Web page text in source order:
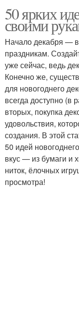
Новогодние
50 ярких
своими
Начало декабря —
праздникам.
уже сейчас, ведь
Конечно же,
для новогоднего
всегда доступно (в
вторых, покупка
удовольствия,
создания. В этой
50 идей
вкус — из бумаги и
ниток, ёлочных
просмотра!